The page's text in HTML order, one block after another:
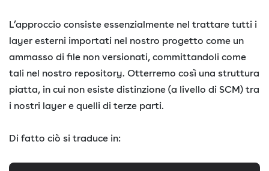
L’approccio consiste essenzialmente nel trattare tutti i
layer esterni importati nel nostro progetto come un
ammasso di file non versionati, committandoli come
tali nel nostro repository. Otterremo così una struttura
piatta, in cui non esiste distinzione (a livello di SCM) tra
i nostri layer e quelli di terze parti.
Di fatto ciò si traduce in: